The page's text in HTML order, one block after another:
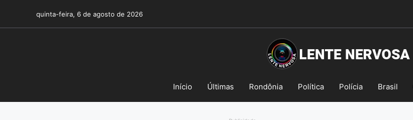
o
quinta-feira, 6 de agosto de 2026
Início Últimas Rondônia Política Polícia Brasil